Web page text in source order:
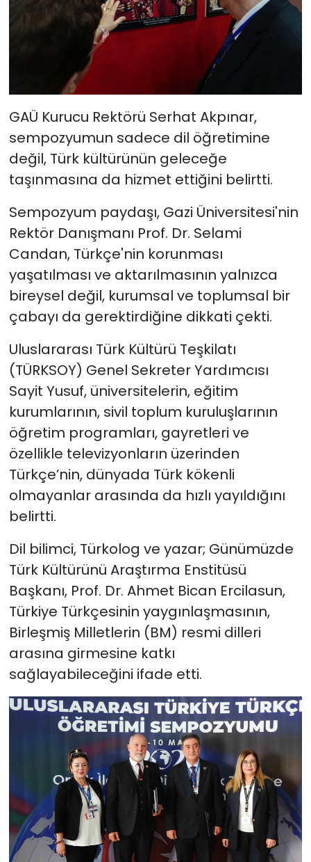
GAÜ Kurucu Rektörü Serhat Akpınar,
sempozyumun sadece dil öğretimine
değil, Türk kültürünün geleceğe
taşınmasına da hizmet ettiğini belirtti.
Sempozyum paydaşı, Gazi Üniversitesi'nin
Rektör Danışmanı Prof. Dr. Selami
Candan, Türkçe'nin korunması
yaşatılması ve aktarılmasının yalnızca
bireysel değil, kurumsal ve toplumsal bir
çabayı da gerektirdiğine dikkati çekti.
Uluslararası Türk Kültürü Teşkilatı
(TÜRKSOY) Genel Sekreter Yardımcısı
Sayit Yusuf, üniversitelerin, eğitim
kurumlarının, sivil toplum kuruluşlarının
öğretim programları, gayretleri ve
özellikle televizyonların üzerinden
Türkçe’nin, dünyada Türk kökenli
olmayanlar arasında da hızlı yayıldığını
belirtti.
Dil bilimci, Türkolog ve yazar; Günümüzde
Türk Kültürünü Araştırma Enstitüsü
Başkanı, Prof. Dr. Ahmet Bican Ercilasun,
Türkiye Türkçesinin yaygınlaşmasının,
Birleşmiş Milletlerin (BM) resmi dilleri
arasına girmesine katkı
sağlayabileceğini ifade etti.